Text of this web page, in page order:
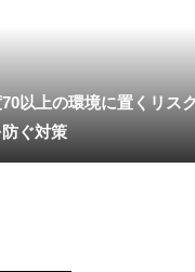
以上の環境に置くリス
ぐ対策